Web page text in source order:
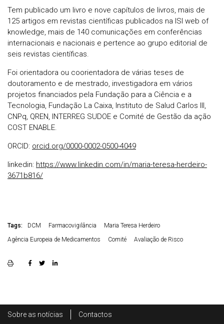
Tem publicado um livro e nove capítulos de livros, mais de
125 artigos em revistas científicas publicados na ISI web of
knowledge, mais de 140 comunicações em conferências
internacionais e nacionais e pertence ao grupo editorial de
seis revistas científicas.
Foi orientadora ou coorientadora de várias teses de
doutoramento e de mestrado, investigadora em vários
projetos financiados pela Fundação para a Ciência e a
Tecnologia, Fundação La Caixa, Instituto de Salud Carlos III,
CNPq, QREN, INTERREG SUDOE e Comité de Gestão da ação
COST ENABLE.
ORCID: orcid.org/0000-0002-0500-4049
linkedin: https://www.linkedin.com/in/maria-teresa-herdeiro-
3671b816/
Tags: DCM Farmacovigilância
Maria Teresa Herdeiro
Agência Europeia de Medicamentos
Comité Avaliação de Risco
Footer
Sobre as notícias Contactos